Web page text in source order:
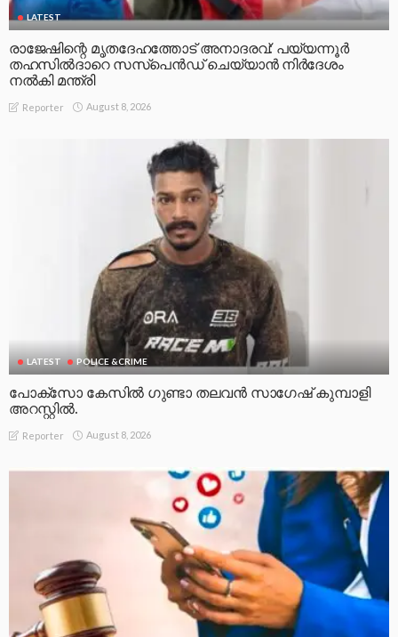
LATEST
രാജേഷിന്റെ മൃതദേഹത്തോട് അനാദരവ്: പയ്യന്നൂർ
തഹസിൽദാറെ സസ്പെൻഡ് ചെയ്യാൻ നിർദേശം
നൽകി മന്ത്രി
Reporter August 8, 2026
LATEST POLICE &CRIME
പോക്സോ കേസിൽ ഗുണ്ടാ തലവൻ സാഗേഷ് കുമ്പാളി
അറസ്റ്റിൽ.
Reporter August 8, 2026